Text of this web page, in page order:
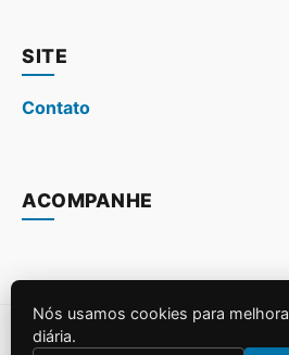
SITE
Contato
ACOMPANHE
© 2026. Todos os direitos
Nós usamos cookies para
diária.